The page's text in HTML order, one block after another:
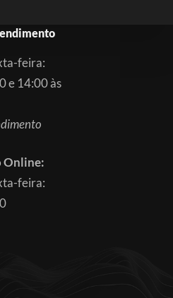
feira:
e 14:00 às
Online:
feira: